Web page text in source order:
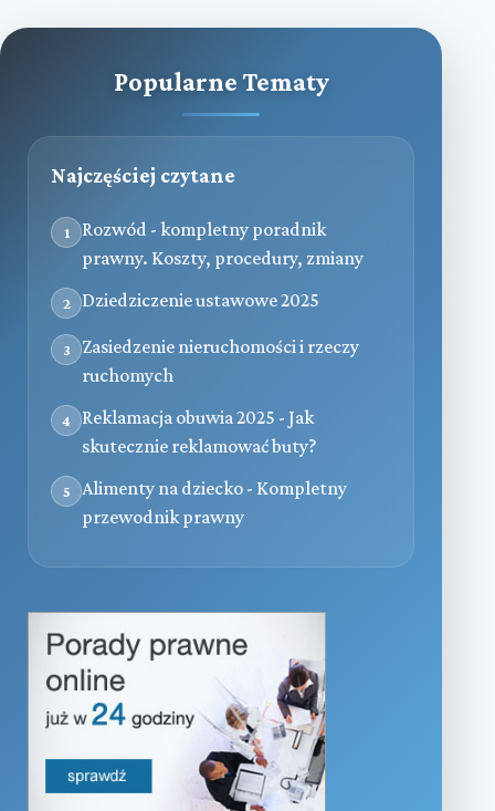
Popularne Tematy
Najczęściej czytane
1
Rozwód - kompletny poradnik
prawny. Koszty, procedury, zmiany
2 Dziedziczenie ustawowe 2025
3
Zasiedzenie nieruchomości i rzeczy
ruchomych
4
Reklamacja obuwia 2025 - Jak
skutecznie reklamować buty?
5
Alimenty na dziecko - Kompletny
przewodnik prawny